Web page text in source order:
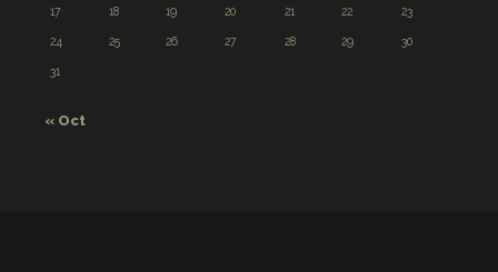
17 18 19 20 21 22 23
24 25 26 27 28 29 30
31
« Oct